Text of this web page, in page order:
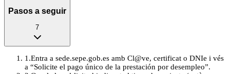
Pasos a seguir
7
1 .Entra a sede.sepe.gob.es amb Cl@ve, certificat o DNIe i vés
a “Solicite el pago único de la prestación por desempleo”.